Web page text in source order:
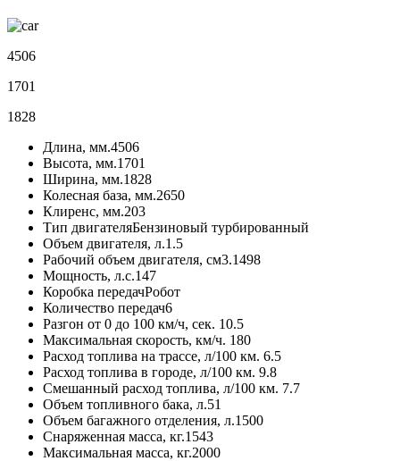
4506
1701
1828
Длина, мм.4506
Высота, мм.1701
Ширина, мм.1828
Колесная база, мм.2650
Клиренс, мм.203
Тип двигателяБензиновый турбированный
Объем двигателя, л.1.5
Рабочий объем двигателя, см3.1498
Мощность, л.с.147
Коробка передачРобот
Количество передач6
Разгон от 0 до 100 км/ч, сек. 10.5
Максимальная скорость, км/ч. 180
Расход топлива на трассе, л/100 км. 6.5
Расход топлива в городе, л/100 км. 9.8
Смешанный расход топлива, л/100 км. 7.7
Объем топливного бака, л.51
Объем багажного отделения, л.1500
Снаряженная масса, кг.1543
Максимальная масса, кг.2000